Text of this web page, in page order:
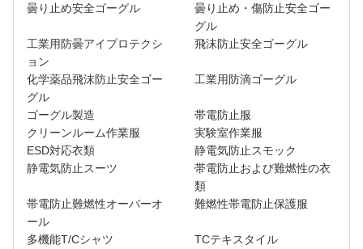
曇り止め安全ゴーグル
曇り止め・傷防止安全ゴー
グル
工業用防曇アイプロテクシ
ョン
飛沫防止安全ゴーグル
化学薬品飛沫防止安全ゴー
グル
工業用防滴ゴーグル
ゴーグル製造
帯電防止服
クリーンルーム作業服
実験室作業服
ESD対応衣類
静電気防止スモック
静電気防止スーツ
帯電防止および難燃性の衣
類
帯電防止難燃性オーバーオ
ール
難燃性帯電防止保護服
多機能T/Cシャツ
TCテキスタイル